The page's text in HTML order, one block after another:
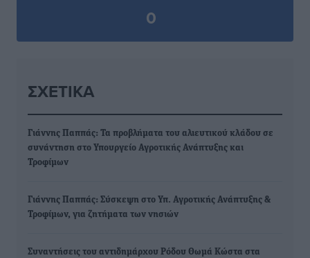
0
ΣΧΕΤΙΚΆ
Γιάννης Παππάς: Τα προβλήματα του αλιευτικού κλάδου σε
συνάντηση στο Υπουργείο Αγροτικής Ανάπτυξης και
Τροφίμων
Γιάννης Παππάς: Σύσκεψη στο Υπ. Αγροτικής Ανάπτυξης &
Τροφίμων, για ζητήματα των νησιών
Συναντήσεις του αντιδημάρχου Ρόδου Θωμά Κώστα στα